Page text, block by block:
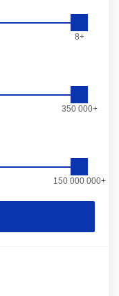
8+
350 000+
150 000 000+